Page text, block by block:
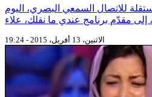
للاتصال السمعي البصري، اليوم
الاثنين، 13 أفريل، 2015 - 19:24